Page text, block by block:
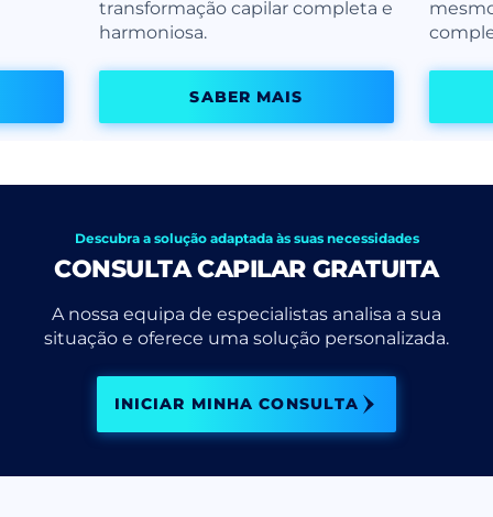
transformação capilar completa e
harmoniosa.
SABER MAIS
Descubra a solução adaptada às suas necessidades
CONSULTA CAPILAR GRATUITA
A nossa equipa de especialistas analisa a sua
situação e oferece uma solução personalizada.
INICIAR MINHA CONSULTA